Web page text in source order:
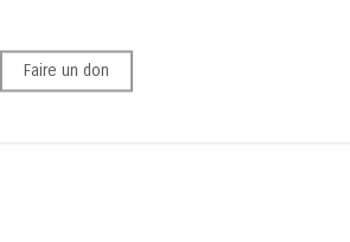
Faire un don